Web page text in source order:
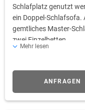
Schlafplatz genutzt
ein Doppel-Schlafsofa.
gemtliches Master-
zwei Einzelbetten.
Mehr lesen
ANFRAGEN